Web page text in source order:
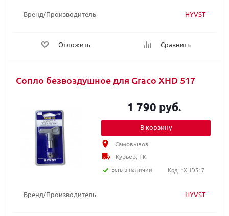
Бренд/Производитель HYVST
Отложить Сравнить
Сопло безвоздушное для Graco XHD 517
Бренд/Производитель HYVST
1 790 руб.
В корзину
Самовывоз
Курьер, ТК
Есть в наличии
Код: *XHD517